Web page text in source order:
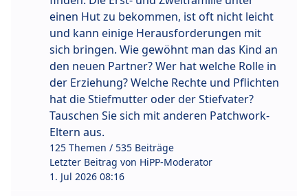
einen Hut zu bekommen, ist oft nicht leicht
und kann einige Herausforderungen mit
sich bringen. Wie gewöhnt man das Kind an
den neuen Partner? Wer hat welche Rolle in
der Erziehung? Welche Rechte und Pflichten
hat die Stiefmutter oder der Stiefvater?
Tauschen Sie sich mit anderen Patchwork-
Eltern aus.
125 Themen / 535 Beiträge
Letzter Beitrag von HiPP-Moderator
1. Jul 2026 08:16